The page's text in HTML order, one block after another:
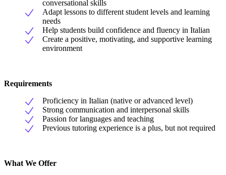
conversational skills
Adapt lessons to different student levels and learning
needs
Help students build confidence and fluency in Italian
Create a positive, motivating, and supportive learning
environment
Requirements
Proficiency in Italian (native or advanced level)
Strong communication and interpersonal skills
Passion for languages and teaching
Previous tutoring experience is a plus, but not required
What We Offer